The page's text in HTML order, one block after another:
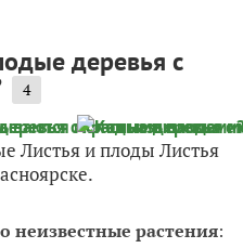
деревья с
4
Листья и плоды Листья
неизвестные растения: